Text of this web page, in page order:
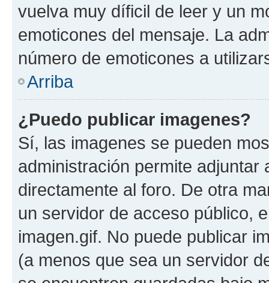
vuelva muy díficil de leer y un
emoticones del mensaje. La
número de emoticones a
Arriba
¿Puedo publicar imagenes?
Sí, las imagenes se pueden
administración permite
directamente al foro. De otra
un servidor de acceso público,
imagen.gif. No puede publicar
(a menos que sea un servidor